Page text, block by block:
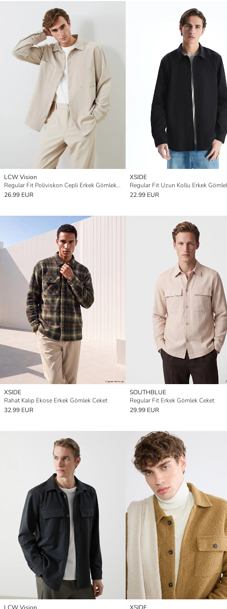
LCW Vision
Regular Fit Poliviskon Cepli Erkek Gömlek Ceket
26.99 EUR
XSIDE
Regular Fit Uzun Kollu Erkek
22.99 EUR
XSIDE
Rahat Kalıp Ekose Erkek Gömlek Ceket
32.99 EUR
SOUTHBLUE
Regular Fit Erkek Gömlek Ceket
29.99 EUR
LCW Vision XSIDE